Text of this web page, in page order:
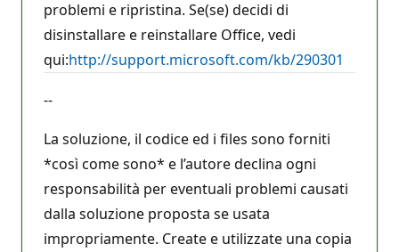
problemi e ripristina. Se(se) decidi di
disinstallare e reinstallare Office, vedi
qui:http://support.microsoft.com/kb/290301
--
La soluzione, il codice ed i files sono forniti
*così come sono* e l’autore declina ogni
responsabilità per eventuali problemi causati
dalla soluzione proposta se usata
impropriamente. Create e utilizzate una copia